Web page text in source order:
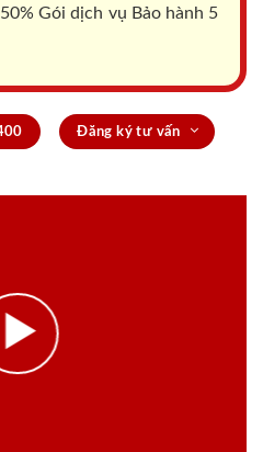
Gói dịch vụ Bảo hành 5
Đăng ký tư vấn